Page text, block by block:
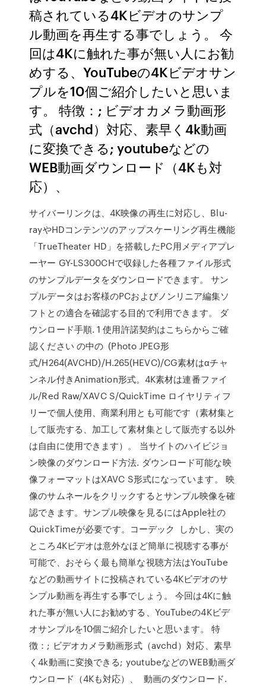
稿されている4Kビデオのサンプ
ル動画を再生する事でしょう。 今
回は4Kに触れた事が無い人にお勧
めする、YouTubeの4Kビデオサン
プルを10個ご紹介したいと思いま
す。 特徴：; ビデオカメラ動画形
式（avchd）対応、素早く4k動画
に変換できる; youtubeなどの
WEB動画ダウンロード（4Kも対
応）、
サイバーリンクは、4K映像の再生に対応し、Blu-
rayやHDコンテンツのアップスケーリング再生機能
「TrueTheater HD」を搭載したPC用メディアプレ
ーヤー GY-LS300CHで収録した各種ファイル形式
のサンプルデータをダウンロードできます。 サン
プルデータはお客様のPCおよびノンリニア編集ソ
フトとの適合を確認する目的で利用できます。 ダ
ウンロード手順. 1 使用許諾契約はこちらからご確
認ください の中の (Photo JPEG形
式/H264(AVCHD)/H.265(HEVC)/CG素材はαチャ
ンネル付きAnimation形式。4K素材は連番ファイ
ル/Red Raw/XAVC S/QuickTime ロイヤリティフ
リーで個人使用、商業利用とも可能です（素材集と
して販売する、加工して素材集として販売する以外
は自由に使用できます）。 当サイトのハイビジョ
ン映像のダウンロード方法. ダウンロード可能な映
像フォーマットはXAVC S形式になっています。 映
像のサムネールをクリックするとサンプル映像を確
認できます。サンプル映像を見るにはApple社の
QuickTimeが必要です。コーデック しかし、実の
ところ4Kビデオは意外なほど簡単に視聴する事が
可能で、おそらく最も簡単な視聴方法はYouTube
などの動画サイトに投稿されている4Kビデオのサ
ンプル動画を再生する事でしょう。 今回は4Kに触
れた事が無い人にお勧めする、YouTubeの4Kビデ
オサンプルを10個ご紹介したいと思います。 特
徴：; ビデオカメラ動画形式（avchd）対応、素早
く4k動画に変換できる; youtubeなどのWEB動画ダ
ウンロード（4Kも対応）、 動画のダウンロード.